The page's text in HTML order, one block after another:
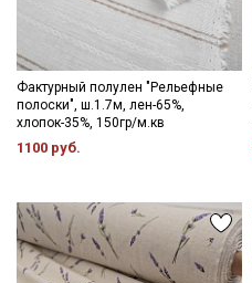
Фактурный полулен "Рельефные
полоски", ш.1.7м, лен-65%,
хлопок-35%, 150гр/м.кв
1100 руб.